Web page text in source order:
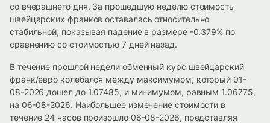
со вчерашнего дня. За прошедшую неделю стоимость
швейцарских франков оставалась относительно
стабильной, показывая падение в размере -0.379% по
сравнению со стоимостью 7 дней назад.
В течение прошлой недели обменный курс швейцарский
франк/евро колебался между максимумом, который 01-
08-2026 дошел до 1.07485, и минимумом, равным 1.06775,
на 06-08-2026. Наибольшее изменение стоимости в
течение 24 часов произошло 06-08-2026, представляя